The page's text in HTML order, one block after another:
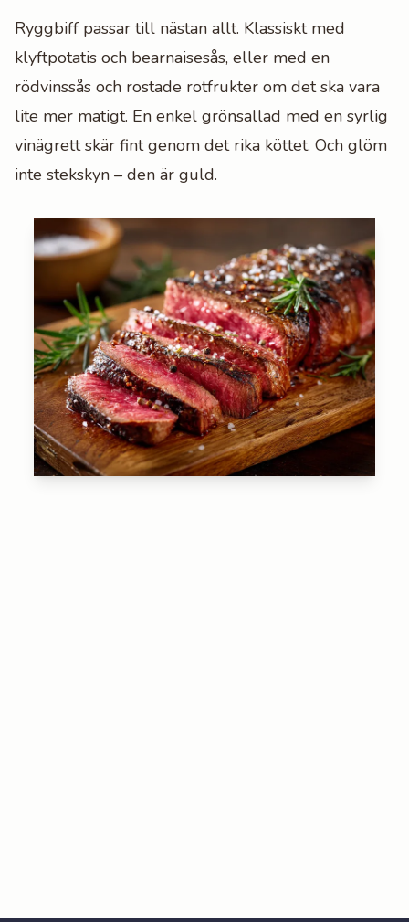
Ryggbiff passar till nästan allt. Klassiskt med
klyftpotatis och bearnaisesås, eller med en
rödvinssås och rostade rotfrukter om det ska vara
lite mer matigt. En enkel grönsallad med en syrlig
vinägrett skär fint genom det rika köttet. Och glöm
inte stekskyn – den är guld.